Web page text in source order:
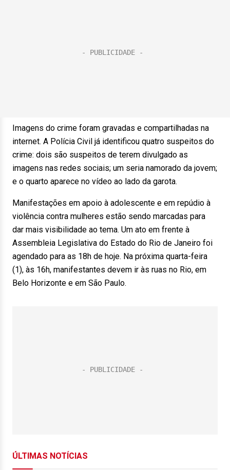
Imagens do crime foram gravadas e compartilhadas na
internet. A Polícia Civil já identificou quatro suspeitos do
crime: dois são suspeitos de terem divulgado as
imagens nas redes sociais; um seria namorado da jovem;
e o quarto aparece no vídeo ao lado da garota.
Manifestações em apoio à adolescente e em repúdio à
violência contra mulheres estão sendo marcadas para
dar mais visibilidade ao tema. Um ato em frente à
Assembleia Legislativa do Estado do Rio de Janeiro foi
agendado para as 18h de hoje. Na próxima quarta-feira
(1), às 16h, manifestantes devem ir às ruas no Rio, em
Belo Horizonte e em São Paulo.